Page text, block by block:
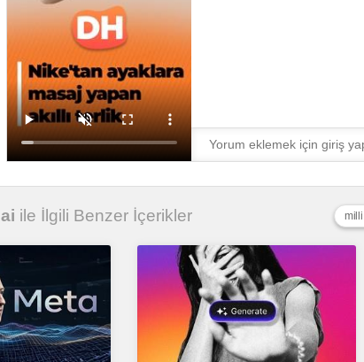
ile İlgili Benzer İçerikler